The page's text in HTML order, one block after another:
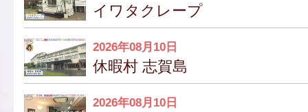
イワタクレープ
2026年08月10日
休暇村 志賀島
2026年08月10日